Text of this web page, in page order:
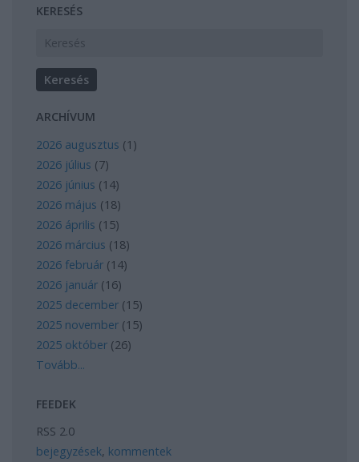
KERESÉS
ARCHÍVUM
2026 augusztus (1 )
2026 július (7)
2026 június (14)
2026 május (18)
2026 április (15)
2026 március (18)
2026 február (14)
2026 január (16)
2025 december (15)
2025 november (15)
2025 október (26)
Tovább...
FEEDEK
RSS 2.0
bejegyzések, kommentek